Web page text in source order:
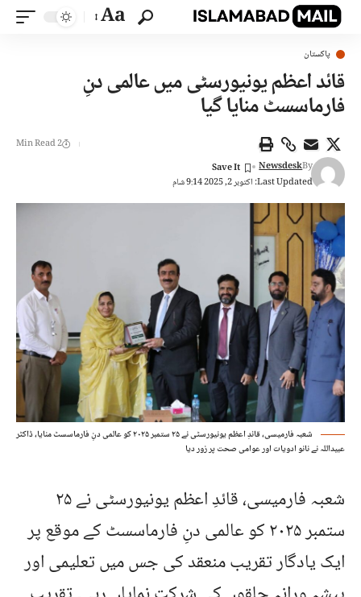
Aa
پاکستان
قائد اعظم یونیورسٹی میں عالمی دنِ
فارماسسٹ منایا گیا
Last Updated: اکتوبر 2, 2025 9:14 شام
By
Newsdesk
2 Min Read
شعبہ فارمیسی، قائدِ اعظم یونیورسٹی نے ۲۵ ستمبر ۲۰۲۵ کو عالمی دنِ فارماسسٹ منایا، ڈاکٹر
عبیداللہ نے نانو ادویات اور عوامی صحت پر زور دیا
شعبہ فارمیسی، قائدِ اعظم یونیورسٹی نے ۲۵
ستمبر ۲۰۲۵ کو عالمی دنِ فارماسسٹ کے موقع پر
ایک یادگار تقریب منعقد کی جس میں تعلیمی اور